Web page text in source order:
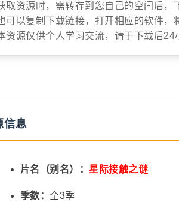
音
取资源时，需转存到您自己的空间后，
可以复制下载链接，打开相应的软件，
资源仅供个人学习交流，请于下载后24
信息
片名（别名）：星际接触之谜
季数：全3季